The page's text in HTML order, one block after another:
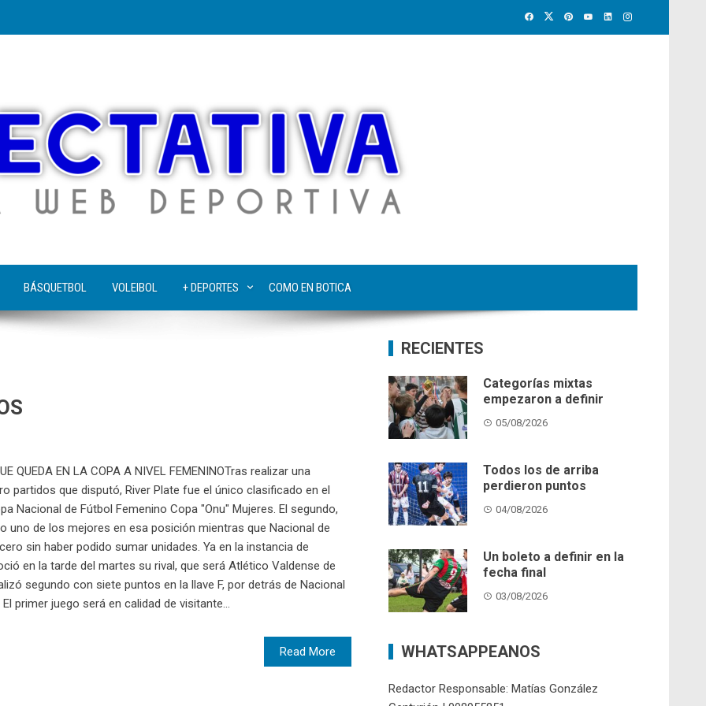
BÁSQUETBOL VOLEIBOL + DEPORTES COMO EN BOTICA
QUEDA EN LA COPA A NIVEL FEMENINOTras realizar una
partidos que disputó, River Plate fue el único clasificado en el
Nacional de Fútbol Femenino Copa "Onu" Mujeres. El segundo,
uno de los mejores en esa posición mientras que Nacional de
sin haber podido sumar unidades. Ya en la instancia de
en la tarde del martes su rival, que será Atlético Valdense de
segundo con siete puntos en la llave F, por detrás de Nacional
primer juego será en calidad de visitante...
Read More
RECIENTES
Categorías mixtas
empezaron a definir
05/08/2026
Todos los de arriba
perdieron puntos
04/08/2026
Un boleto a definir en la
fecha final
03/08/2026
WHATSAPPEANOS
Redactor Responsable: Matías González